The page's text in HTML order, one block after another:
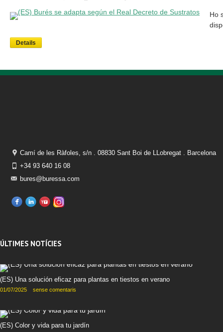
Ho
Details
Camí de les Ràfoles, s/n . 08830 Sant Boi de LLobregat . Barcelona
+34 93 640 16 08
bures@buressa.com
ÚLTIMES NOTÍCIES
(ES) Una solución eficaz para plantas en tiestos en verano
01/07/2025 sense comentaris
(ES) Color y vida para tu jardín